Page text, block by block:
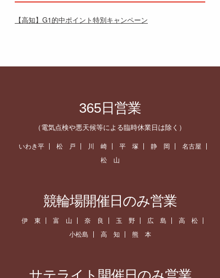
【高知】G1的中ポイント特別キャンペーン
365日営業
（電気点検や悪天候等による臨時休業日は除く）
いわき平 松 戸 川 崎 平 塚 静 岡
名古屋
松 山
競輪場開催日のみ営業
伊 東 富 山 奈 良 玉 野 広 島
高 松
小松島
高 知 熊 本